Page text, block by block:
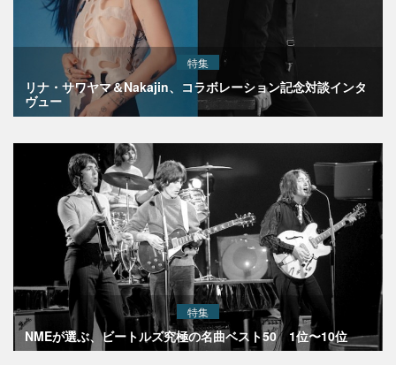
特集
リナ・サワヤマ＆Nakajin、コラボレーション記念対談インタ
ヴュー
特集
NMEが選ぶ、ビートルズ究極の名曲ベスト50 1位〜10位